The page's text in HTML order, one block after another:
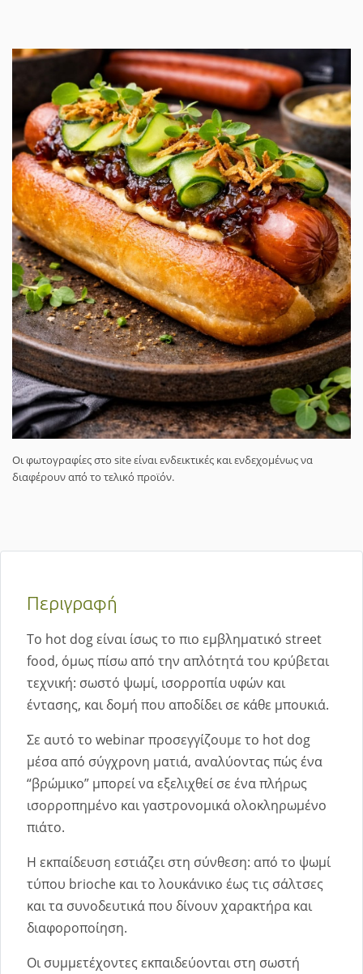
Οι φωτογραφίες στο site είναι ενδεικτικές και ενδεχομένως να
διαφέρουν από το τελικό προϊόν.
Περιγραφή
Το hot dog είναι ίσως το πιο εμβληματικό street
food, όμως πίσω από την απλότητά του κρύβεται
τεχνική: σωστό ψωμί, ισορροπία υφών και
έντασης, και δομή που αποδίδει σε κάθε μπουκιά.
Σε αυτό το webinar προσεγγίζουμε το hot dog
μέσα από σύγχρονη ματιά, αναλύοντας πώς ένα
“βρώμικο” μπορεί να εξελιχθεί σε ένα πλήρως
ισορροπημένο και γαστρονομικά ολοκληρωμένο
πιάτο.
Η εκπαίδευση εστιάζει στη σύνθεση: από το ψωμί
τύπου brioche και το λουκάνικο έως τις σάλτσες
και τα συνοδευτικά που δίνουν χαρακτήρα και
διαφοροποίηση.
Οι συμμετέχοντες εκπαιδεύονται στη σωστή